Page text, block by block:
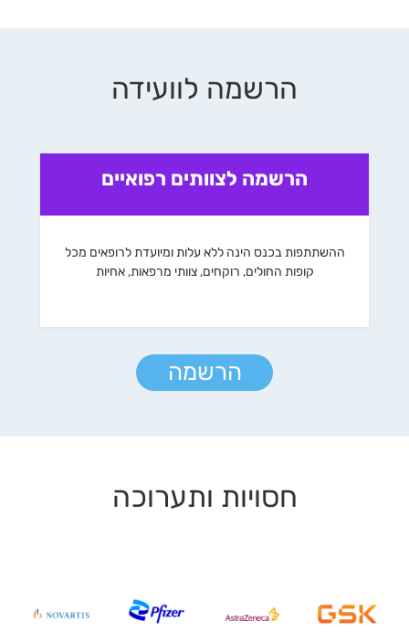
הרשמה לוועידה
הרשמה לצוותים רפואיים
ההשתתפות בכנס הינה ללא עלות ומיועדת לרופאים מכל
קופות החולים, רוקחים, צוותי מרפאות, אחיות
הרשמה
חסויות ותערוכה